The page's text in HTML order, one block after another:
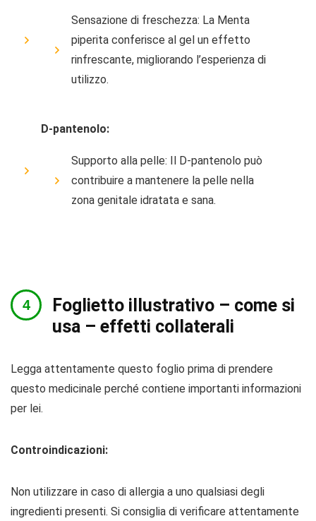
Sensazione di freschezza: La Menta
piperita conferisce al gel un effetto
rinfrescante, migliorando l’esperienza di
utilizzo.
D-pantenolo:
Supporto alla pelle: Il D-pantenolo può
contribuire a mantenere la pelle nella
zona genitale idratata e sana.
Foglietto illustrativo – come si
usa – effetti collaterali
Legga attentamente questo foglio prima di prendere
questo medicinale perché contiene importanti informazioni
per lei.
Controindicazioni:
Non utilizzare in caso di allergia a uno qualsiasi degli
ingredienti presenti. Si consiglia di verificare attentamente